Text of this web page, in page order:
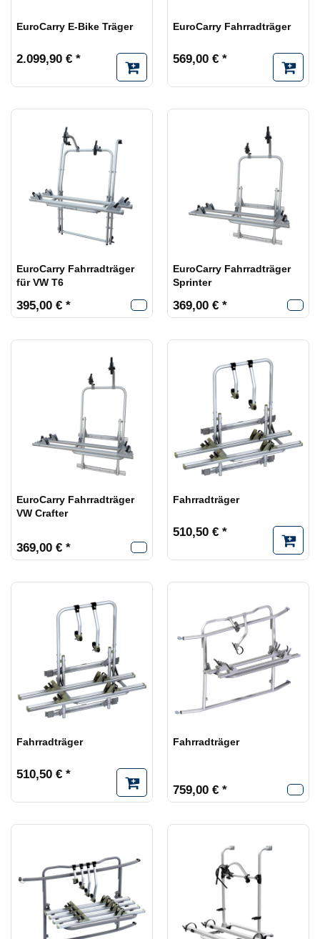
EuroCarry E-Bike Träger
2.099,90 € *
EuroCarry Fahrradträger
569,00 € *
EuroCarry Fahrradträger
für VW T6
395,00 € *
EuroCarry Fahrradträger
Sprinter
369,00 € *
EuroCarry Fahrradträger
VW Crafter
369,00 € *
Fahrradträger
510,50 € *
Fahrradträger
510,50 € *
Fahrradträger
759,00 € *